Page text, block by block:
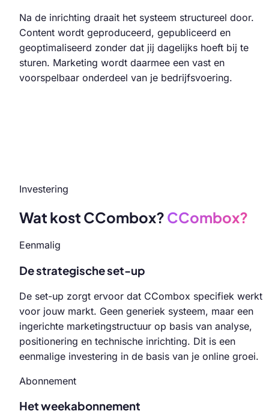
Na de inrichting draait het systeem structureel door.
Content wordt geproduceerd, gepubliceerd en
geoptimaliseerd zonder dat jij dagelijks hoeft bij te
sturen. Marketing wordt daarmee een vast en
voorspelbaar onderdeel van je bedrijfsvoering.
Investering
Wat kost CCombox? CCombox?
Eenmalig
De strategische set-up
De set-up zorgt ervoor dat CCombox specifiek werkt
voor jouw markt. Geen generiek systeem, maar een
ingerichte marketingstructuur op basis van analyse,
positionering en technische inrichting. Dit is een
eenmalige investering in de basis van je online groei.
Abonnement
Het weekabonnement